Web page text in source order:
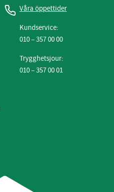
Våra öppettider
Kundservice:
010 – 357 00 00
Trygghetsjour:
010 – 357 00 01